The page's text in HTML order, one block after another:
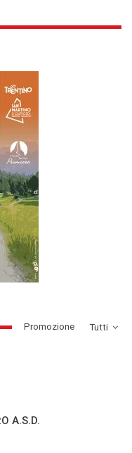
Tutti
­Promozione
A.S.D.